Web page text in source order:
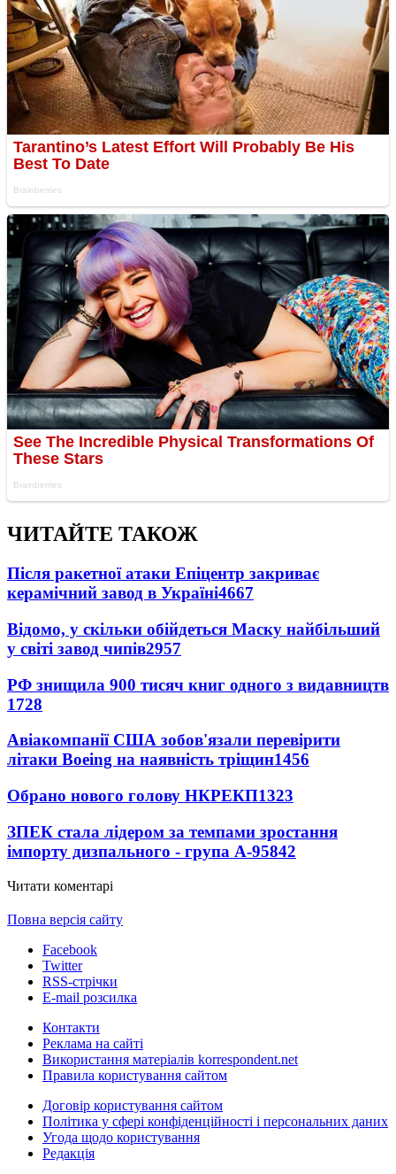
ЧИТАЙТЕ ТАКОЖ
Після ракетної атаки Епіцентр закриває
керамічний завод в Україні4667
Відомо, у скільки обійдеться Маску найбільший
у світі завод чипів2957
РФ знищила 900 тисяч книг одного з видавництв
1728
Авіакомпанії США зобов'язали перевірити
літаки Boeing на наявність тріщин1456
Обрано нового голову НКРЕКП1323
ЗПЕК стала лідером за темпами зростання
імпорту дизпального - група А-95842
Читати коментарі
Повна версія сайту
Facebook
Twitter
RSS-стрічки
E-mail розсилка
Контакти
Реклама на сайті
Використання матеріалів korrespondent.net
Правила користування сайтом
Договір користування сайтом
Політика у сфері конфіденційності і персональних даних
Угода щодо користування
Редакція